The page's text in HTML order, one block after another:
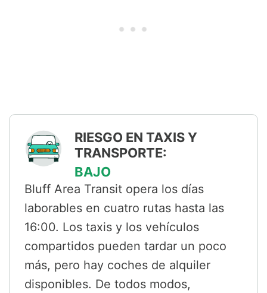
RIESGO EN TAXIS Y
TRANSPORTE:
BAJO
Bluff Area Transit opera los días
laborables en cuatro rutas hasta las
16:00. Los taxis y los vehículos
compartidos pueden tardar un poco
más, pero hay coches de alquiler
disponibles. De todos modos,